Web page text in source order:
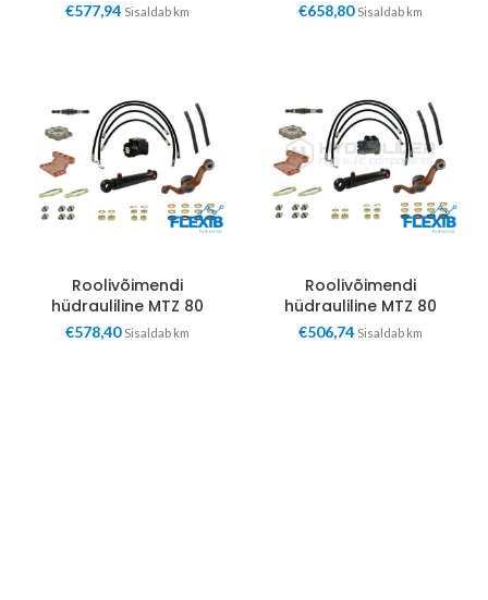
€577,94 Sisaldab km €658,80 Sisaldab km
Roolivõimendi
hüdrauliline MTZ 80
€578,40 Sisaldab km
Roolivõimendi
hüdrauliline MTZ 80
€506,74 Sisaldab km